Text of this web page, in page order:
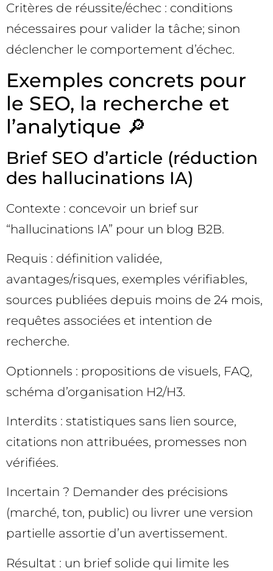
Critères de réussite/échec : conditions
nécessaires pour valider la tâche; sinon
déclencher le comportement d’échec.
Exemples concrets pour
le SEO, la recherche et
l’analytique 🔎
Brief SEO d’article (réduction
des hallucinations IA)
Contexte : concevoir un brief sur
“hallucinations IA” pour un blog B2B.
Requis : définition validée,
avantages/risques, exemples vérifiables,
sources publiées depuis moins de 24 mois,
requêtes associées et intention de
recherche.
Optionnels : propositions de visuels, FAQ,
schéma d’organisation H2/H3.
Interdits : statistiques sans lien source,
citations non attribuées, promesses non
vérifiées.
Incertain ? Demander des précisions
(marché, ton, public) ou livrer une version
partielle assortie d’un avertissement.
Résultat : un brief solide qui limite les